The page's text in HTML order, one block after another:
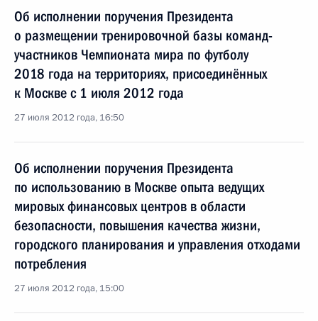
Об исполнении поручения Президента
о размещении тренировочной базы команд-
участников Чемпионата мира по футболу
2018 года на территориях, присоединённых
к Москве с 1 июля 2012 года
27 июля 2012 года, 16:50
Об исполнении поручения Президента
по использованию в Москве опыта ведущих
мировых финансовых центров в области
безопасности, повышения качества жизни,
городского планирования и управления отходами
потребления
27 июля 2012 года, 15:00